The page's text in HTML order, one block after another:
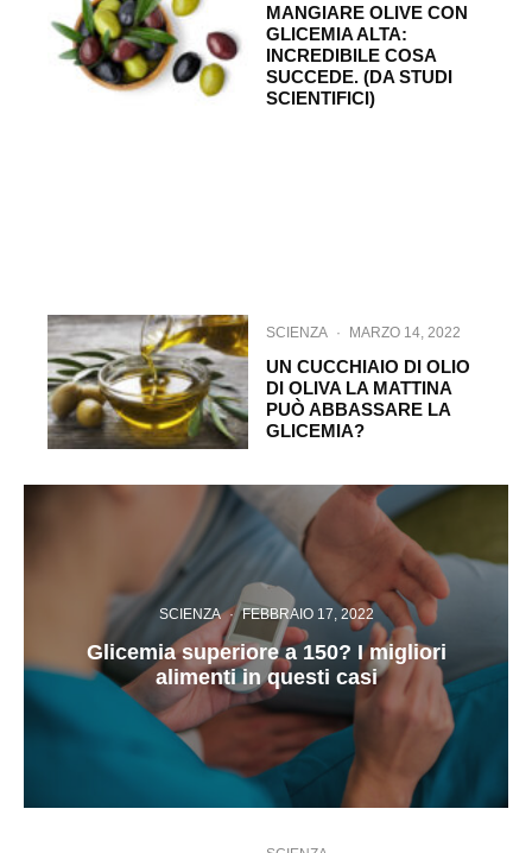
MANGIARE OLIVE CON
GLICEMIA ALTA:
INCREDIBILE COSA
SUCCEDE. (DA STUDI
SCIENTIFICI)
SCIENZA · MARZO 14, 2022
UN CUCCHIAIO DI OLIO
DI OLIVA LA MATTINA
PUÒ ABBASSARE LA
GLICEMIA?
SCIENZA · FEBBRAIO 17, 2022
Glicemia superiore a 150? I migliori
alimenti in questi casi